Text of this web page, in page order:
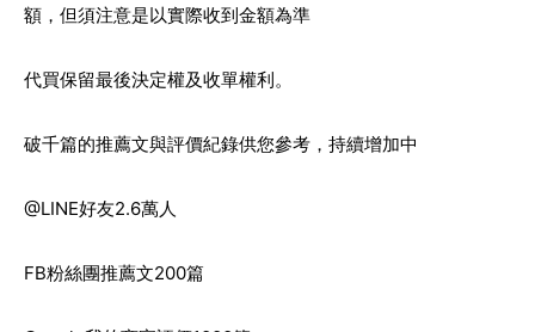
額，但須注意是以實際收到金額為準
代買保留最後決定權及收單權利。
破千篇的推薦文與評價紀錄供您參考，持續增加中
@LINE好友2.6萬人
FB粉絲團推薦文200篇